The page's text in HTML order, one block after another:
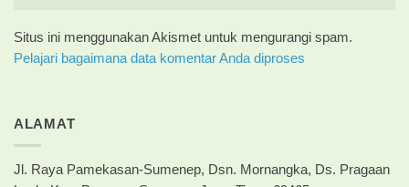
Situs ini menggunakan Akismet untuk mengurangi spam.
Pelajari bagaimana data komentar Anda diproses
ALAMAT
Jl. Raya Pamekasan-Sumenep, Dsn. Mornangka, Ds. Pragaan